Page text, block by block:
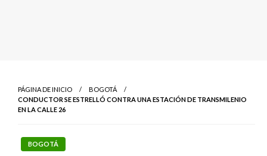
PÁGINA DE INICIO
BOGOTÁ
CONDUCTOR SE ESTRELLÓ CONTRA UNA ESTACIÓN DE TRANSMILENIO
EN LA CALLE 26
BOGOTÁ